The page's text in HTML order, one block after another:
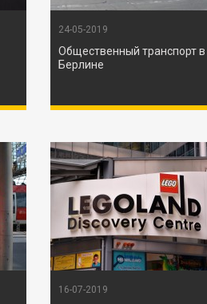
24-05-2019
Общественный транспорт в
Берлине
16-07-2019